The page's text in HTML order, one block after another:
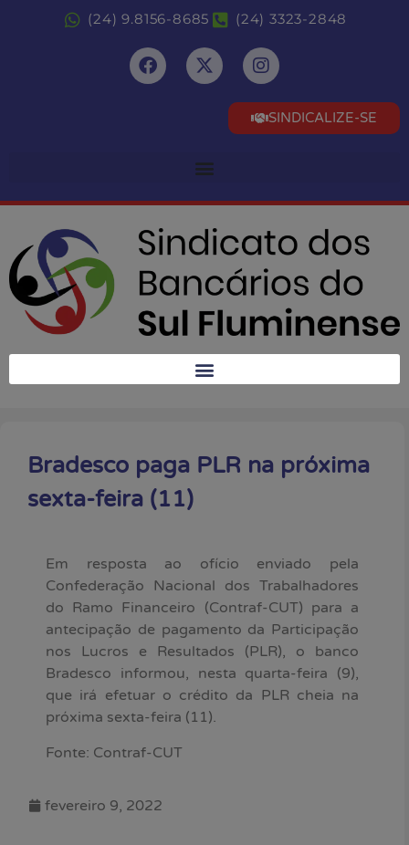
(24) 9.8156-8685 (24) 3323-2848
SINDICALIZE-SE
Bradesco paga PLR na próxima
sexta-feira (11)
Em resposta ao ofício enviado pela
Confederação Nacional dos Trabalhadores
do Ramo Financeiro (Contraf-CUT) para a
antecipação de pagamento da Participação
nos Lucros e Resultados (PLR), o banco
Bradesco informou, nesta quarta-feira (9),
que irá efetuar o crédito da PLR cheia na
próxima sexta-feira (11).
Fonte: Contraf-CUT
fevereiro 9, 2022